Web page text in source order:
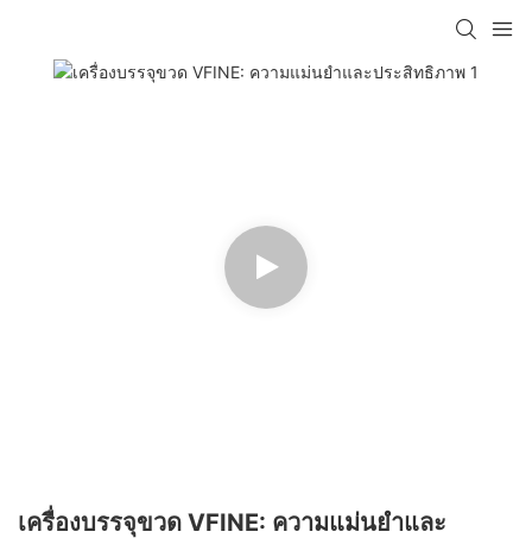
เครื่องบรรจุขวด VFINE: ความแม่นยำและ